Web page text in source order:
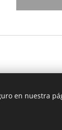
en nuestra